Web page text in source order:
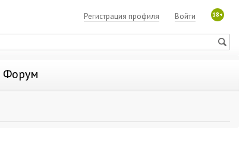
18+
Войти
Регистрация профиля
Форум